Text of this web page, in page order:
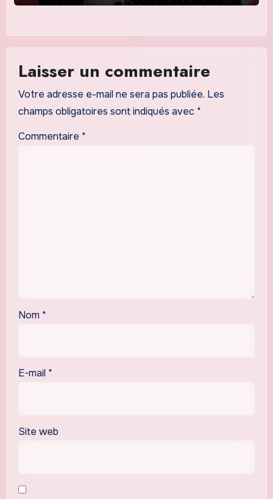
Laisser un commentaire
Votre adresse e-mail ne sera pas publiée. Les
champs obligatoires sont indiqués avec *
Commentaire *
Nom *
E-mail *
Site web